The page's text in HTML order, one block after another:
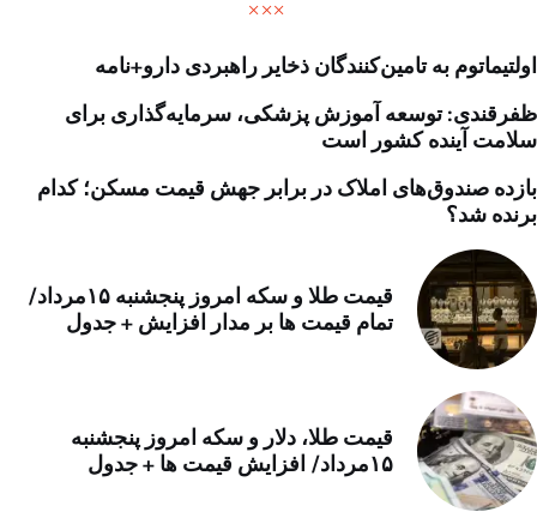
اولتیماتوم به تامین‌کنندگان ذخایر راهبردی دارو+نامه
ظفرقندی: توسعه آموزش پزشکی، سرمایه‌گذاری برای
سلامت آینده کشور است
بازده صندوق‌های املاک در برابر جهش قیمت مسکن؛ کدام
برنده شد؟
قیمت طلا و سکه امروز پنجشنبه ۱۵مرداد/
تمام قیمت ها بر مدار افزایش + جدول
قیمت طلا، دلار و سکه امروز پنجشنبه
۱۵مرداد/ افزایش قیمت ها + جدول